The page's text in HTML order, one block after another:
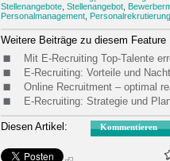
Stellenangebote Stellenangebot
Personalmanagement Personalrekrutierung
Weitere Beiträge zu diesem Feature
Mit E-Recruiting Top-Talente
E-Recruiting: Vorteile und
Online Recruitment – optimal
E-Recruiting: Strategie und
Diesen Artikel: Kommentieren